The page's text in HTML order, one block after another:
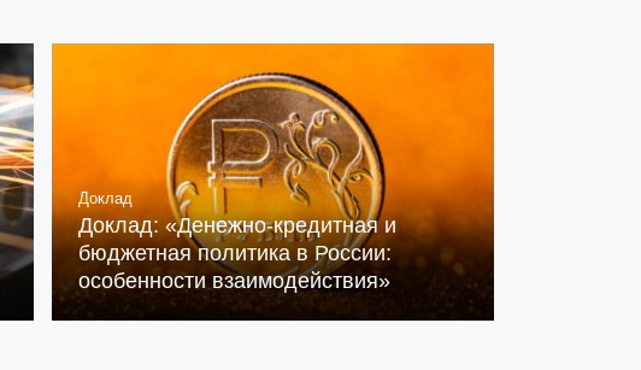
Доклад
Доклад: «Денежно-кредитная и
бюджетная политика в России:
особенности взаимодействия»